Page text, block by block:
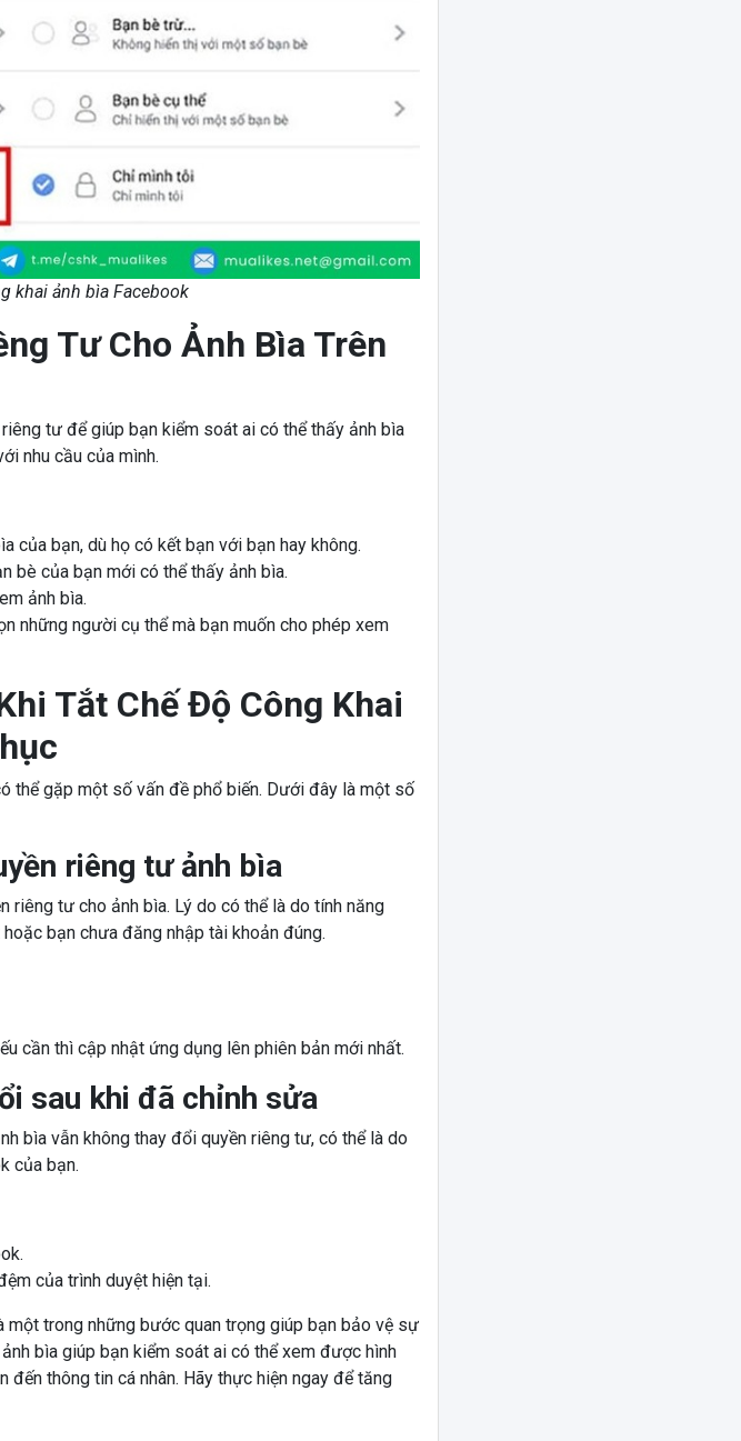
khai ảnh bìa Facebook
Tư Cho Ảnh Bìa Trên
tư để giúp bạn kiểm soát ai có thể thấy ảnh bìa
nhu cầu của mình.
của bạn, dù họ có kết bạn với bạn hay không.
bè của bạn mới có thể thấy ảnh bìa.
ảnh bìa.
những người cụ thể mà bạn muốn cho phép xem
Tắt Chế Độ Công Khai
thể gặp một số vấn đề phổ biến. Dưới đây là một số
riêng tư ảnh bìa
riêng tư cho ảnh bìa. Lý do có thể là do tính năng
bạn chưa đăng nhập tài khoản đúng.
cần thì cập nhật ứng dụng lên phiên bản mới nhất.
sau khi đã chỉnh sửa
bìa vẫn không thay đổi quyền riêng tư, có thể là do
của bạn.
của trình duyệt hiện tại.
trong những bước quan trọng giúp bạn bảo vệ sự
bìa giúp bạn kiểm soát ai có thể xem được hình
đến thông tin cá nhân. Hãy thực hiện ngay để tăng